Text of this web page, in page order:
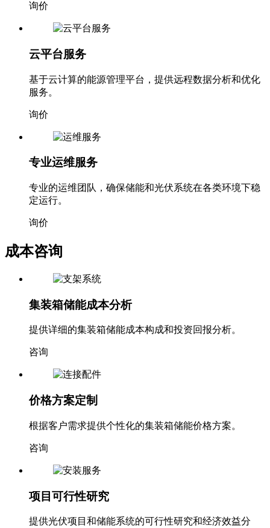
询价
云平台服务
基于云计算的能源管理平台，提供远程数据分析和优化
服务。
询价
专业运维服务
专业的运维团队，确保储能和光伏系统在各类环境下稳
定运行。
询价
成本咨询
集装箱储能成本分析
提供详细的集装箱储能成本构成和投资回报分析。
咨询
价格方案定制
根据客户需求提供个性化的集装箱储能价格方案。
咨询
项目可行性研究
提供光伏项目和储能系统的可行性研究和经济效益分